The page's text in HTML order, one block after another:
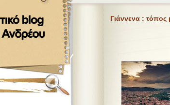
Γιάννενα : τόπος